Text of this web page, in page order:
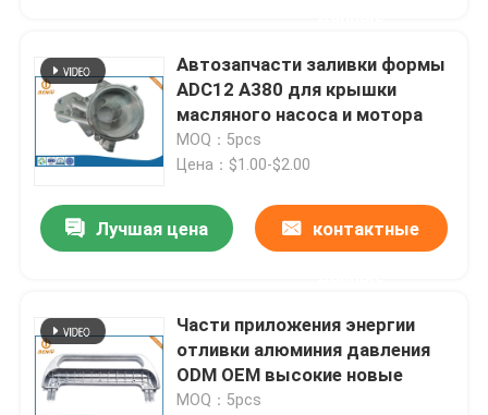
Продукция
О Компании
Автозапчасти заливки формы
ADC12 A380 для крышки
масляного насоса и мотора
MOQ：5pcs
Цена：$1.00-$2.00
Лучшая цена контактные
Части приложения энергии
отливки алюминия давления
ODM OEM высокие новые
MOQ：5pcs